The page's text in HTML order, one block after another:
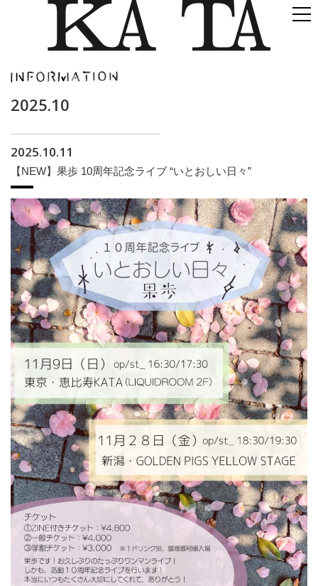
2025.10
2025.10.11
【NEW】果歩 10周年記念ライブ “いとおしい日々”